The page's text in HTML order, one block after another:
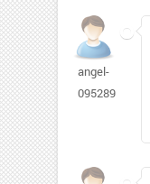
angel-
095289